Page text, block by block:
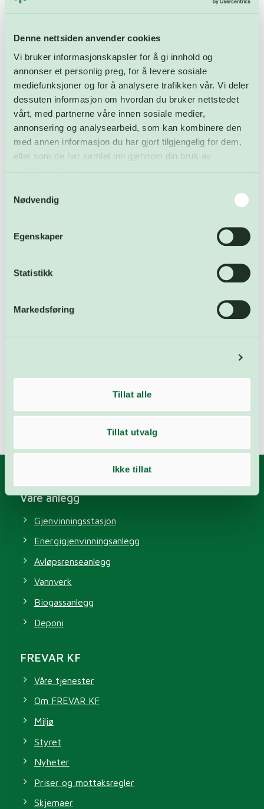
Denne nettsiden anvender cookies
Vi bruker informasjonskapsler for å gi innhold og
annonser et personlig preg, for å levere sosiale
mediefunksjoner og for å analysere trafikken vår. Vi deler
dessuten informasjon om hvordan du bruker nettstedet
vårt, med partnerne våre innen sosiale medier,
annonsering og analysearbeid, som kan kombinere den
med annen informasjon du har gjort tilgjengelig for dem,
eller som de har samlet inn gjennom din bruk av
Nødvendig
Egenskaper
Statistikk
Markedsføring
Tillat alle
Tillat utvalg
Ikke tillat
Siste innlegg
3. juli markeres internasjonal plastposefri dag – solid
nedgang
Sommerens åpningstider 2026
Ledige stillinger: Driftsoperatør ved
FARA
Våre anlegg
Gjenvinningsstasjon
Energigjenvinningsanlegg
Avløpsrenseanlegg
Vannverk
Biogassanlegg
Deponi
FREVAR KF
Våre tjenester
Om FREVAR KF
Miljø
Styret
Nyheter
Priser og mottaksregler
Skjemaer